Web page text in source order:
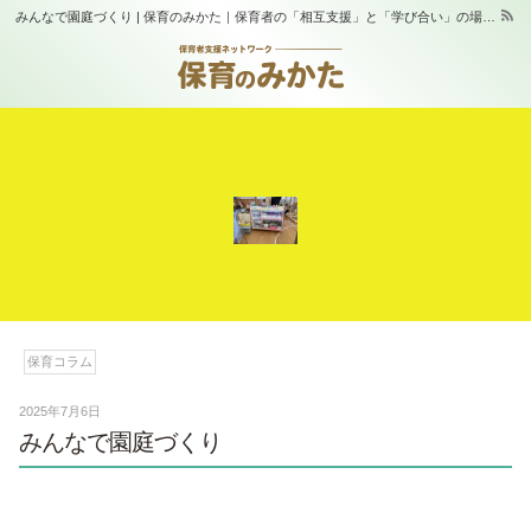
みんなで園庭づくり | 保育のみかた｜保育者の「相互支援」と「学び合い」の場｜スタジオふらっぷ
保育コラム
2025年7月6日
みんなで園庭づくり